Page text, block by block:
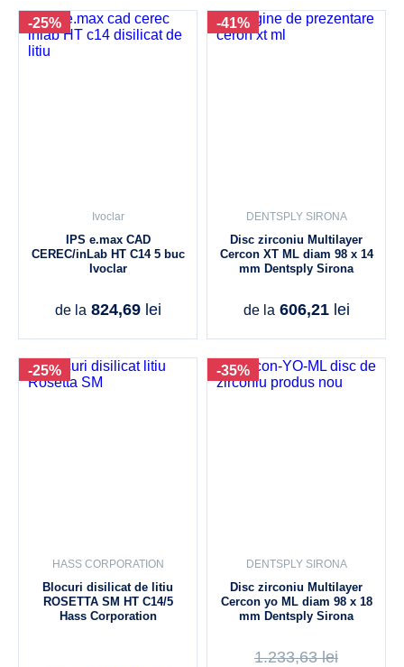
-25%
Ivoclar
IPS e.max CAD
CEREC/inLab HT C14 5 buc
Ivoclar
de la 824,69 lei
-41%
DENTSPLY SIRONA
Disc zirconiu Multilayer
Cercon XT ML diam 98 x 14
mm Dentsply Sirona
de la 606,21 lei
-25%
HASS CORPORATION
Blocuri disilicat de litiu
ROSETTA SM HT C14/5
Hass Corporation
-35%
DENTSPLY SIRONA
Disc zirconiu Multilayer
Cercon yo ML diam 98 x 18
mm Dentsply Sirona
1.233,63lei